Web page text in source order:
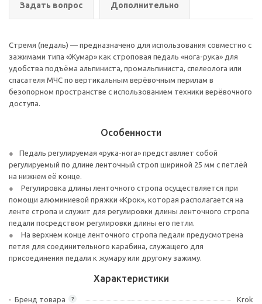
Задать вопрос Дополнительно
Стремя (педаль) — предназначено для использования совместно с
зажимами типа «Жумар» как строповая педаль «нога-рука» для
удобства подъёма альпиниста, промальпиниста, спелеолога или
спасателя МЧС по вертикальным верёвочным перилам в
безопорном пространстве с использованием техники верёвочного
доступа.
Особенности
Педаль регулируемая «рука-нога» представляет собой
регулируемый по длине ленточный строп шириной 25 мм с петлёй
на нижнем её конце.
Регулировка длины ленточного стропа осуществляется при
помощи алюминиевой пряжки «Крок», которая располагается на
ленте стропа и служит для регулировки длины ленточного стропа
педали посредством регулировки длины его петли.
На верхнем конце ленточного стропа педали предусмотрена
петля для соединительного карабина, служащего для
присоединения педали к жумару или другому зажиму.
Характеристики
?
Бренд товара Krok